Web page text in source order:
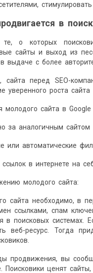
в
о которых
сайты и выход из
выдаче с более
сайта перед SEO-
уверенного роста
молодого сайта в
за аналогичным сайтом
или автоматические
в интернете на
молодого сайта:
сайта необходимо, в
ссылками, спам
в поисковых системах.
веб-ресурс. Тогда
продвижения, вы
Поисковики ценят